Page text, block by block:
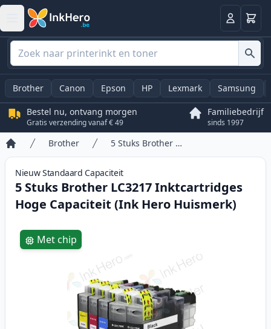
Log in
Brother Canon Epson HP Lexmark Samsung
Bestel nu, ontvang morgen
Gratis verzending vanaf € 49
Familiebedrijf
sinds 1997
Home
Brother 5 Stuks Brother LC3217 Inktcartridges Hoge Capaciteit (Ink Hero Huismerk)
NieuwStandaard Capaciteit
5 Stuks Brother LC3217 Inktcartridges
Hoge Capaciteit (Ink Hero Huismerk)
Product information
Met chip